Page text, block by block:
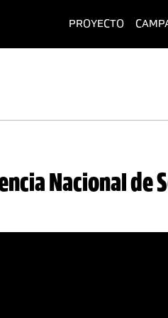
PROYECTO(current)
Nacional